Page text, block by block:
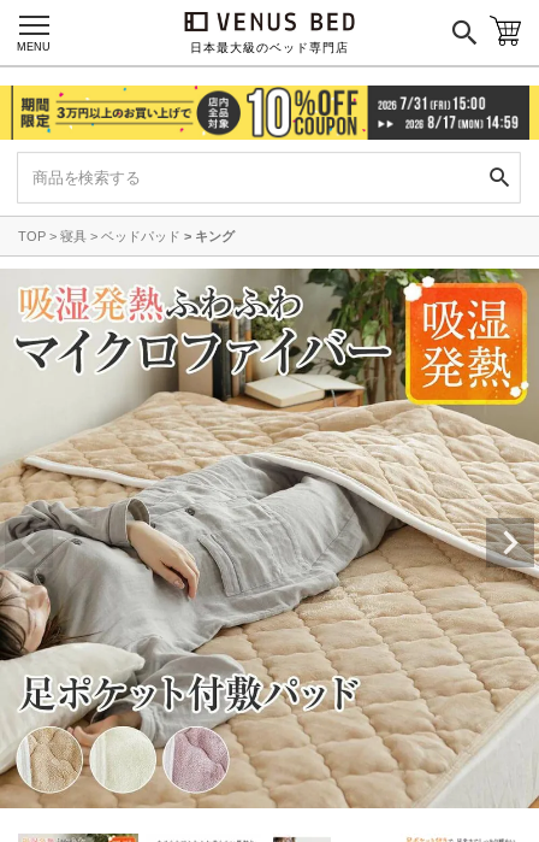
日本最大級のベッド専門店
MENU
TOP 寝具 ベッドパッド キング